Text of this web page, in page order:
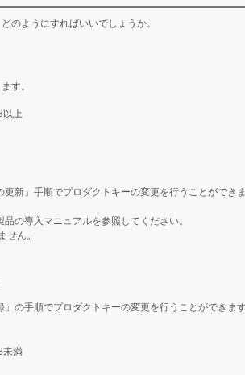
のようにすればいいでしょうか。
す。
以上
新」手順でプロダクトキーの変更を行うことができま
の導入マニュアルを参照してください。
せん。
の手順でプロダクトキーの変更を行うことができます
未満